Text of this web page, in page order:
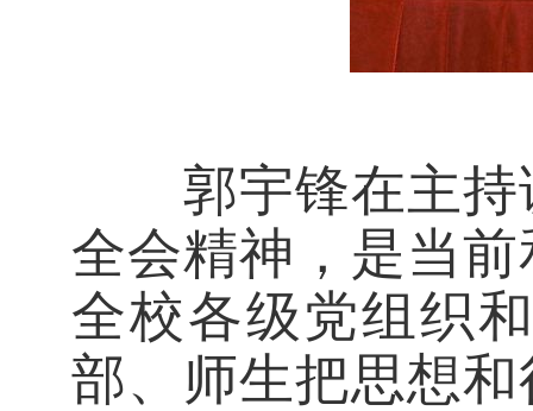
郭宇锋在主持
全会精神，是当
全校各级党组织
部、师生把思想